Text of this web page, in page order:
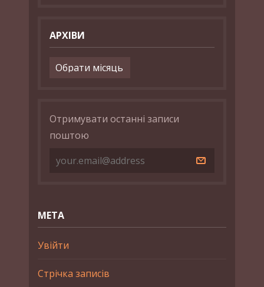
АРХІВИ
Архіви
Отримувати останні записи
поштою
МЕТА
Увійти
Стрічка записів